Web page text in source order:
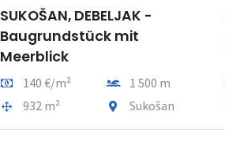
SUKOŠAN, DEBELJAK -
Baugrundstück mit
Meerblick
Preis pro m2
140 €/m² Entfernung vom meer
1 500 m
Gesamtfläche
932 m² Gemeindeteil
Sukošan